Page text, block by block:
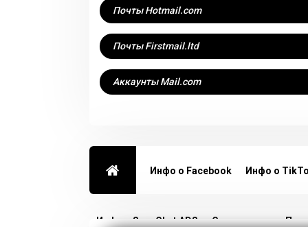
Почты Hotmail.com
Почты Firstmail.ltd
Аккаунты Mail.com
Инфо о Facebook Инфо о
Инфо о SnapChat ADS Соглашение